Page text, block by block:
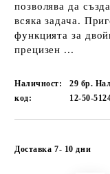
позволява да
всяка задача.
функцията за
прецизен ...
Наличност:
29 бр.
код:
12-50-
Доставка 7- 10 дни